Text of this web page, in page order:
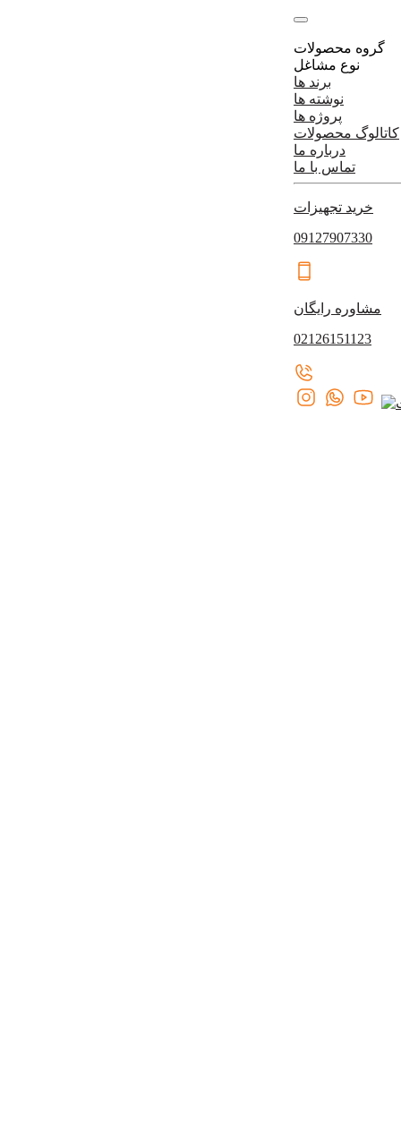
گروه محصولات
نوع مشاغل
برند ها
نوشته ها
پروژه ها
کاتالوگ محصولات
درباره ما
تماس با ما
خرید تجهیزات
09127907330
مشاوره رایگان
02126151123